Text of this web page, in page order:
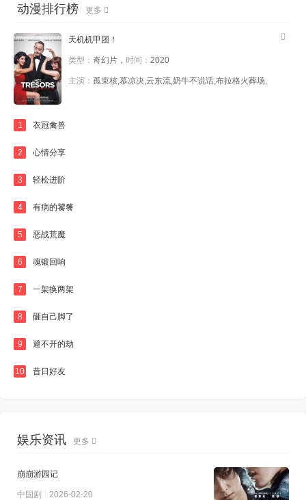
动漫排行榜 更多
天机机甲团！
类型： 奇幻片， 时间： 2020
主演： 孤束核,慕凉决,云东流,奶牛不说话,布拉格火葬场,
1 衣冠禽兽
2 心情分享
3 轻松进阶
4 有病的饕餮
5 恶战荒魔
6 魂锻回响
7 一架换两架
8 砸自己脚了
9 避不开的劫
10 昔日好友
娱乐资讯 更多
崩崩游园记
中国剧 2026-02-20